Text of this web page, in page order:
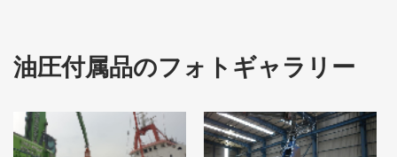
油圧付属品のフォトギャラリー